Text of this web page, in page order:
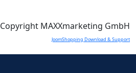
Copyright MAXXmarketing GmbH
JoomShopping Download & Support